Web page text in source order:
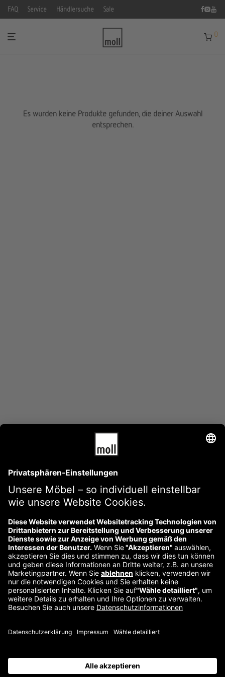
FAQ Service Händlersuche Sale
0
Es wurden keine Produkte gefunden, die deiner Auswahl
entsprechen.
AGB
Impressum
Versandkosten und -bedingungen
Datenschutzerklärung
Widerrufsbelehrung